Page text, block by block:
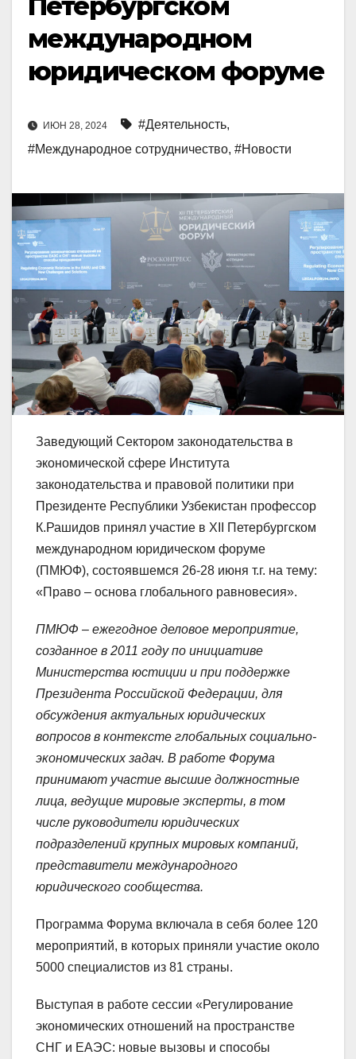
международном
юридическом форуме
ИЮН 28, 2024 #Деятельность,
#Международное сотрудничество, #Новости
Заведующий Сектором законодательства в
экономической сфере Института
законодательства и правовой политики при
Президенте Республики Узбекистан профессор
К.Рашидов принял участие в XII Петербургском
международном юридическом форуме
(ПМЮФ), состоявшемся 26-28 июня т.г. на тему:
«Право – основа глобального равновесия».
ПМЮФ – ежегодное деловое мероприятие,
созданное в 2011 году по инициативе
Министерства юстиции и при поддержке
Президента Российской Федерации, для
обсуждения актуальных юридических
вопросов в контексте глобальных социально-
экономических задач. В работе Форума
принимают участие высшие должностные
лица, ведущие мировые эксперты, в том
числе руководители юридических
подразделений крупных мировых компаний,
представители международного
юридического сообщества.
Программа Форума включала в себя более 120
мероприятий, в которых приняли участие около
5000 специалистов из 81 страны.
Выступая в работе сессии «Регулирование
экономических отношений на пространстве
СНГ и ЕАЭС: новые вызовы и способы